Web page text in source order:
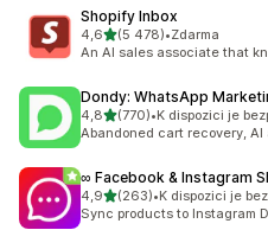
Shopify Inbox
4,6z 5 hvězd
(5 478)
Celkový počet recenzí: 5478
•Zdarma
An AI sales associate that
Dondy: WhatsApp
4,8z 5 hvězd
(770)
Celkový počet recenzí: 770
•K dispozici je
Abandoned cart recovery,
∞ Facebook & Instagram
4,9z 5 hvězd
(263)
Celkový počet recenzí: 263
•K dispozici je
Sync products to Instagram